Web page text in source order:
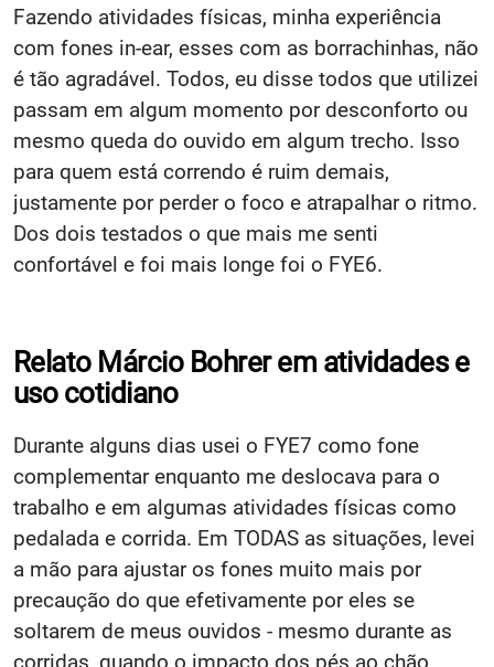
Fazendo atividades físicas, minha experiência
com fones in-ear, esses com as borrachinhas, não
é tão agradável. Todos, eu disse todos que utilizei
passam em algum momento por desconforto ou
mesmo queda do ouvido em algum trecho. Isso
para quem está correndo é ruim demais,
justamente por perder o foco e atrapalhar o ritmo.
Dos dois testados o que mais me senti
confortável e foi mais longe foi o FYE6.
Relato Márcio Bohrer em atividades e
uso cotidiano
Durante alguns dias usei o FYE7 como fone
complementar enquanto me deslocava para o
trabalho e em algumas atividades físicas como
pedalada e corrida. Em TODAS as situações, levei
a mão para ajustar os fones muito mais por
precaução do que efetivamente por eles se
soltarem de meus ouvidos - mesmo durante as
corridas, quando o impacto dos pés ao chão